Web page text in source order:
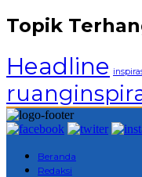
Topik
Headline
Beranda
Redaksi